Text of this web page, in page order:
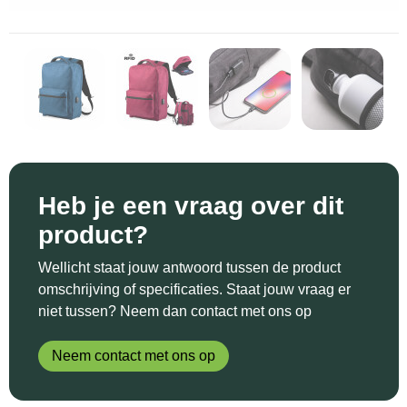
Sleutelhangers en Lanyards
Snoepgoed
Themapakketten
Veiligheid, Auto en Fiets
Vrije tijd en Strand
Waterflesjes
Kledingtassen
Koeltassen en Koelboxen
Matrozentassen
Opbergtassen
Opvouwbare tassen
Papieren tassen
Reflecterende vesten
Regenkleding
Schorten en Sloven
Sweaters
T-Shirts
Veiligheidssignalering en Verlichting
Sweaters
T-Shirts
Heb je een vraag over dit
product?
Wellicht staat jouw antwoord tussen de product
omschrijving of specificaties. Staat jouw vraag er
niet tussen? Neem dan contact met ons op
Neem contact met ons op